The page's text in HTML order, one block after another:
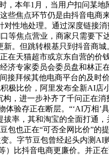
本年1月，当用户扣问某
些焦点环节仍是由抖音电
性地处理。通过深度链接
焦点营业，商家只需要
。但跳转根基只到抖音商
在天猫超市或京东自营的
济专家委员会委员盘和林
拜候其他电商平台的及
极比价，阿里发布全新AI
，进一步补齐了千问正在
验存正在断层。“‘AI万相
率，其和淘宝的全面打通
包也正在“可否全网比价”
。字节豆包曾经起头内测
比抖音电商更廉价。并